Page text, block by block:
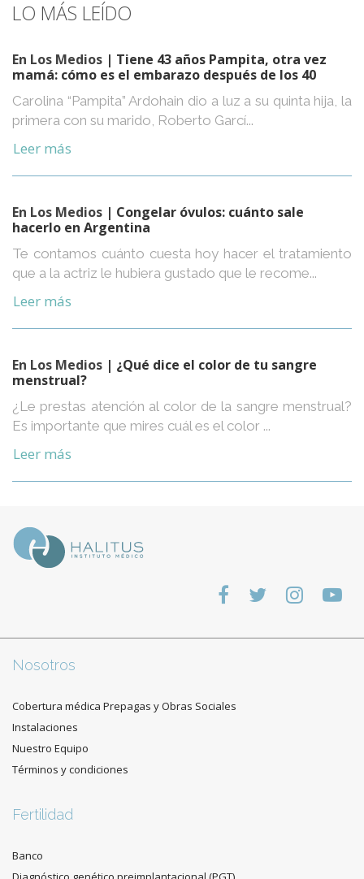
LO MÁS LEÍDO
En Los Medios | Tiene 43 años Pampita, otra vez
mamá: cómo es el embarazo después de los 40
Carolina “Pampita” Ardohain dio a luz a su quinta hija, la
primera con su marido, Roberto Garcí...
Leer más
En Los Medios | Congelar óvulos: cuánto sale
hacerlo en Argentina
Te contamos cuánto cuesta hoy hacer el tratamiento
que a la actriz le hubiera gustado que le recome...
Leer más
En Los Medios | ¿Qué dice el color de tu sangre
menstrual?
¿Le prestas atención al color de la sangre menstrual?
Es importante que mires cuál es el color ...
Leer más
Nosotros
Cobertura médica Prepagas y Obras Sociales
Instalaciones
Nuestro Equipo
Términos y condiciones
Fertilidad
Banco